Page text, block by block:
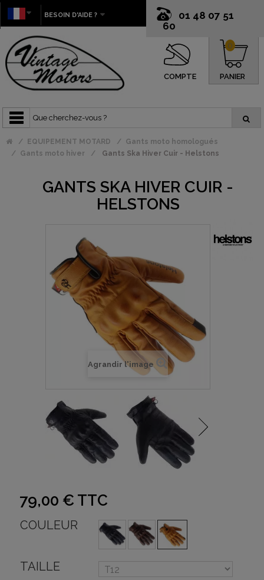
01 48 07 51
60
BESOIN D'AIDE ?
COMPTE PANIER
0
EQUIPEMENT MOTARD
Gants moto homologués
Gants moto hiver
Gants Ska Hiver Cuir - Helstons
GANTS SKA HIVER CUIR -
HELSTONS
Agrandir l'image
79,00 € TTC
COULEUR
TAILLE